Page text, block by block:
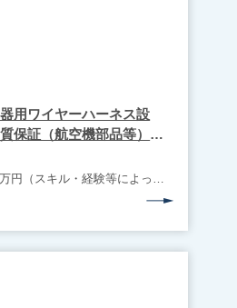
用ワイヤーハーネス設
保証（航空機部品等）